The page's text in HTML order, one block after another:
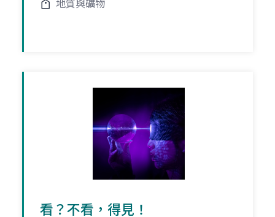
地質與礦物
看？不看，得見！